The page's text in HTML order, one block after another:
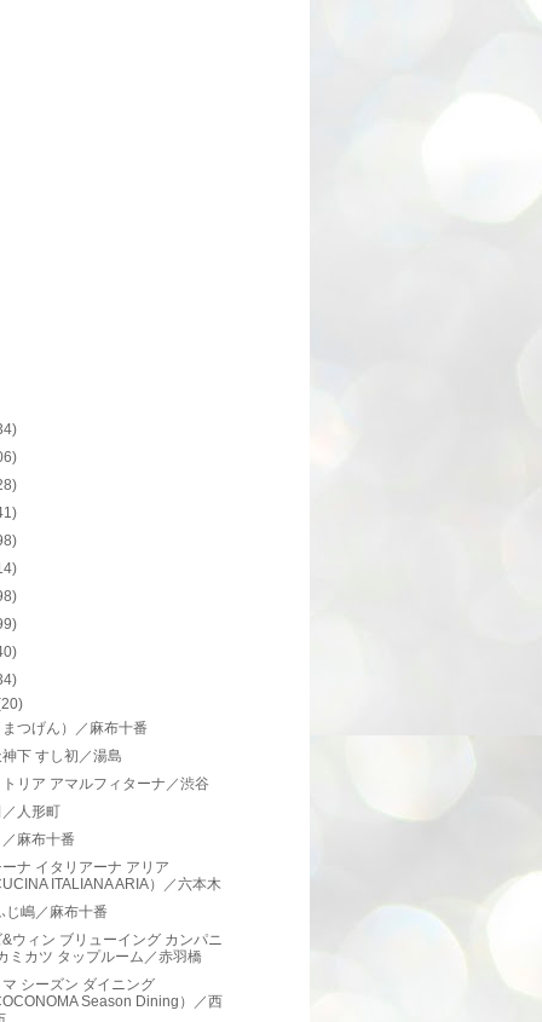
つげん）／麻布十番
下 すし初／湯島
リア アマルフィターナ／渋谷
人形町
麻布十番
ナ イタリアーナ アリア
ITALIANA ARIA）／六本木
じ嶋／麻布十番
ウィン ブリューイング カンパニ
ミカツ タップルーム／赤羽橋
シーズン ダイニング
Season Dining）／西